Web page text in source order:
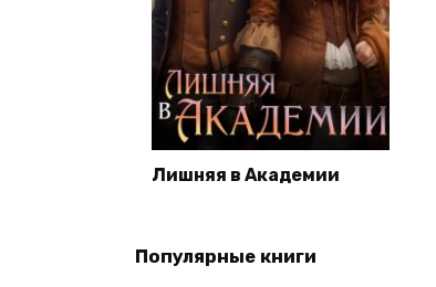
Лишняя в Академии
Популярные книги